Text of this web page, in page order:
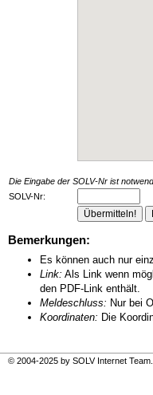
Die Eingabe der SOLV-Nr ist
SOLV-Nr:
Bemerkungen:
Es können auch nur
Link: Als Link wenn
den PDF-Link enthält.
Meldeschluss: Nur bei
Koordinaten: Die
© 2004-2025 by SOLV Internet